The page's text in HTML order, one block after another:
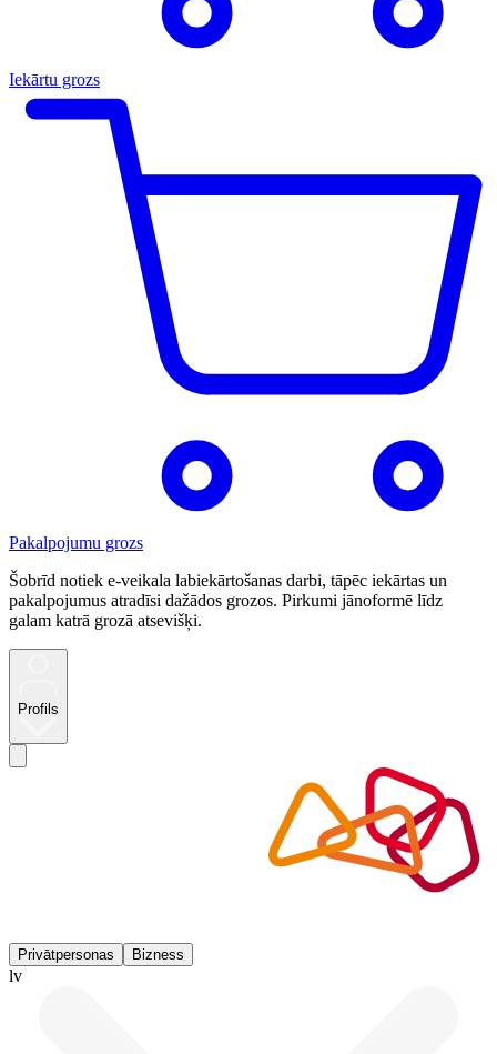
Iekārtu grozs
Pakalpojumu grozs
Šobrīd notiek e-veikala labiekārtošanas darbi, tāpēc iekārtas un
pakalpojumus atradīsi dažādos grozos. Pirkumi jānoformē līdz
galam katrā grozā atsevišķi.
Profils
Privātpersonas Bizness
lv